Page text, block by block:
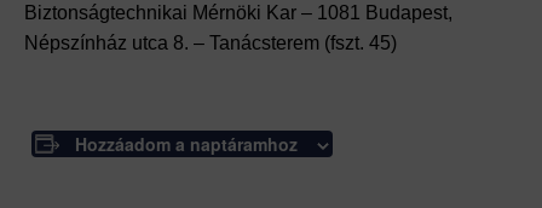
Biztonságtechnikai Mérnöki Kar – 1081 Budapest,
Népszínház utca 8. – Tanácsterem (fszt. 45)
Hozzáadom a naptáramhoz